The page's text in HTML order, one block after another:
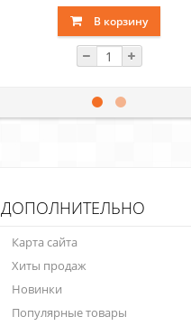
В корзину
ДОПОЛНИТЕЛЬНО
Карта сайта
Хиты продаж
Новинки
Популярные товары